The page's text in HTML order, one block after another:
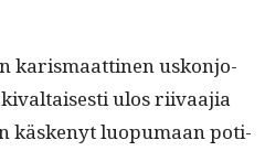
karis­maat­ti­nen uskon­jo­
ulos riivaa­jia
käskenyt luop­umaan poti­